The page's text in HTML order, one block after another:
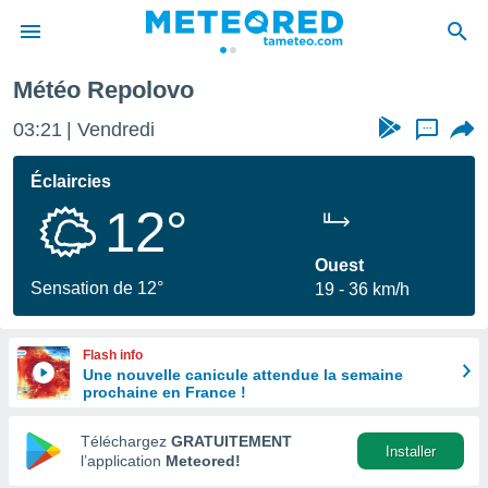
de
en
Météo Repolovo
03:21 Vendredi ...
Éclaircies
12°
Sensation de 12°
Ouest
19
36 km/h
Flash info
Une nouvelle canicule attendue la semaine
prochaine en France !
Téléchargez GRATUITEMENT
l’application Meteored!
Installer